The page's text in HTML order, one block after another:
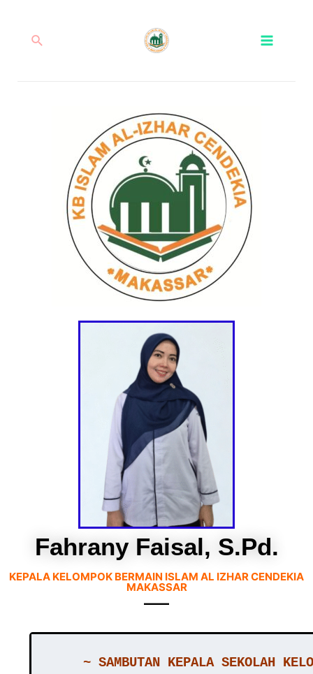
Fahrany Faisal, S.Pd.
KEPALA KELOMPOK BERMAIN ISLAM AL IZHAR CENDEKIA
MAKASSAR